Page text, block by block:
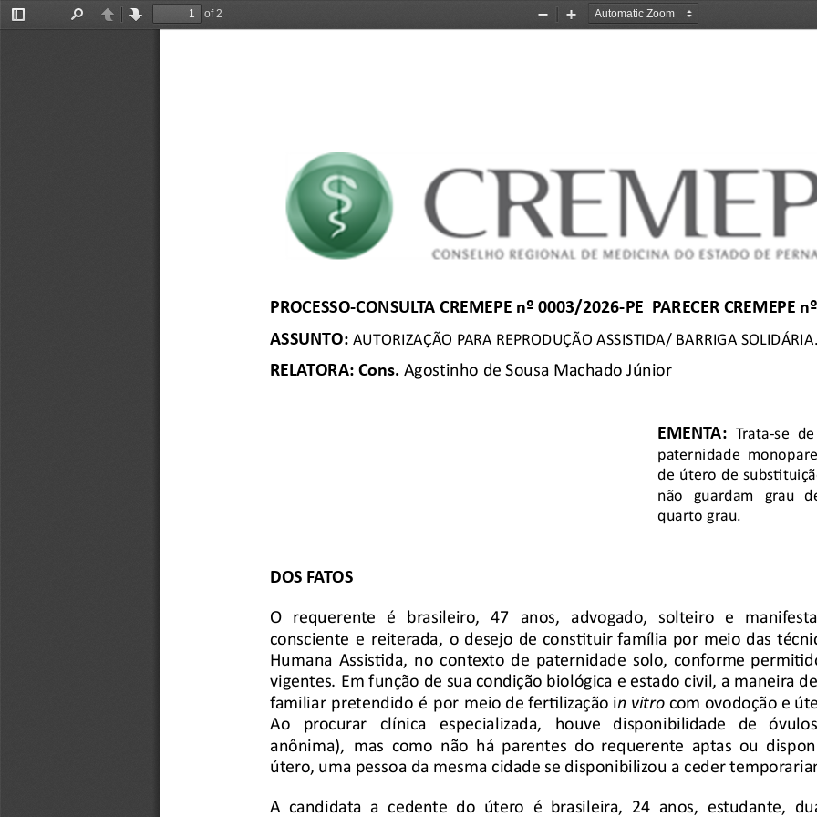
Toggle
PreviousNext
of 2
Zoom
Zoom
PROCESSO-CONSULTA CREMEPE nº 0003/2026-PE  PARECER CREMEPE nº
ASSUNTO: AUTORIZAÇÃO PARA REPRODUÇÃO ASSISTIDA/ BARRIGA SOLIDÁRIA.
RELATORA: Cons.
   Agostinho de Sousa Machado Júnior
EMENTA:
paternidade
de útero
de
não guardam
quarto grau.
DOS FATOS
O requerente é brasileiro, 47 anos,
advogado, solteiro
e
consciente
e reiterada, o desejo
de constituir família por meio
das
Humana
Assistida, no contexto de
paternidade solo, conforme
vigentes. Em   função    de   sua
condição     biológica
  e   estado
civil,
a
familiar
pretendido é por meio    de   fertilização
  i
n   vitro
   com
  ovodoção
e
Ao procurar clínica especializada, houve disponibilidade de
óvulos
anônima), mas
como não
há parentes
do requerente aptas ou
útero, uma pessoa da mesma cidade se disponibilizou a ceder
A candidata a cedente
do útero
é brasileira, 24 anos,
estudante,